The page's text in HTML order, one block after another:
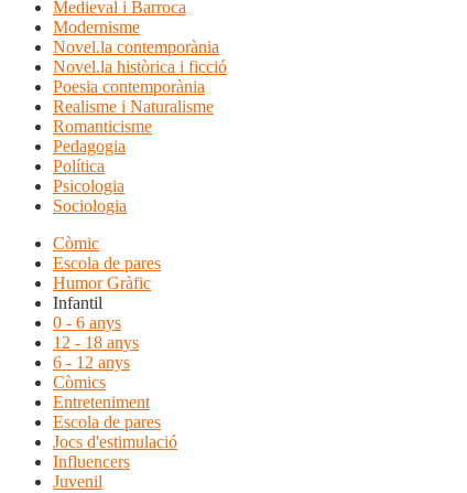
Medieval i Barroca
Modernisme
Novel.la contemporània
Novel.la històrica i ficció
Poesia contemporània
Realisme i Naturalisme
Romanticisme
Pedagogia
Política
Psicologia
Sociologia
Còmic
Escola de pares
Humor Gràfic
Infantil
0 - 6 anys
12 - 18 anys
6 - 12 anys
Còmics
Entreteniment
Escola de pares
Jocs d'estimulació
Influencers
Juvenil